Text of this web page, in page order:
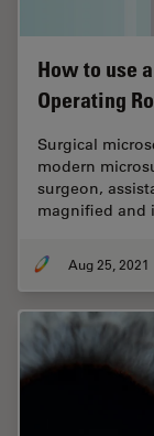
How to use
Operating
Surgical
modern
surgeon,
magnified
Aug 25, 2021